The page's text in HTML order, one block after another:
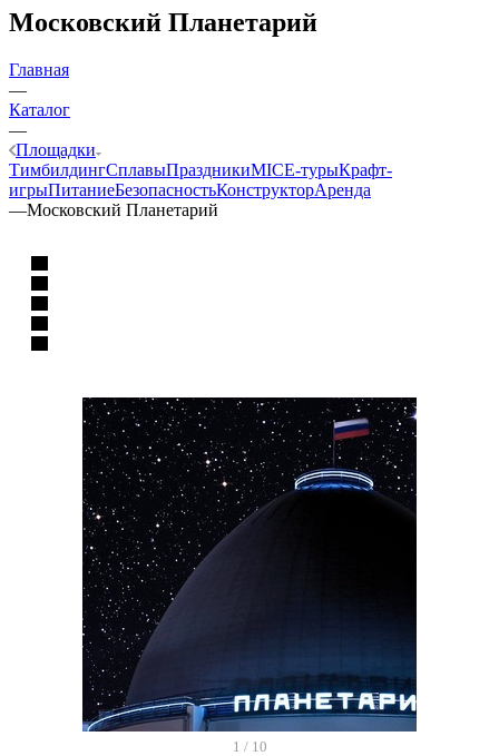
Московский Планетарий
Главная
—
Каталог
—
Площадки
ТимбилдингСплавыПраздникиMICE‑турыКрафт-
игрыПитаниеБезопасностьКонструкторАренда
—Московский Планетарий
1 / 10